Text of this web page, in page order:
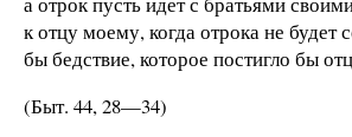
к отцу моему, когда отрока не будет
бы бедствие, которое постигло бы
(Быт. 44, 28—34)